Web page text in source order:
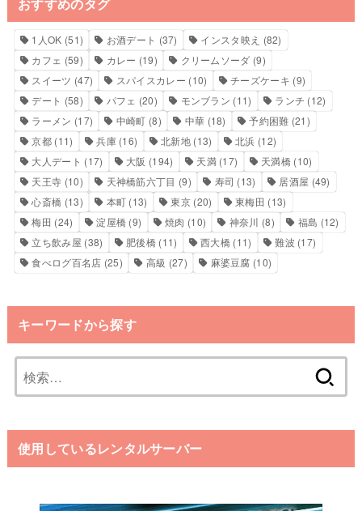
おすすめのタグ
1人OK (51) お酒デート (37) インスタ映え (82)
カフェ (59) カレー (19) クリームソーダ (9)
スイーツ (47) スパイスカレー (10) チーズケーキ (9)
デート (58) パフェ (20) モンブラン (11) ランチ (12)
ラーメン (17) 中崎町 (8) 中華 (18) 予約困難 (21)
京都 (11) 兵庫(16) 北新地(13) 北浜 (12)
大人デート (17) 大阪 (194) 天満(17) 天満橋(10)
天王寺 (10) 天神橋筋六丁目 (9) 寿司 (13) 居酒屋 (49)
心斎橋 (13) 本町 (13) 東京(20) 東梅田 (13)
梅田 (24) 淀屋橋 (9) 焼肉 (10) 神奈川 (8) 福島 (12)
立ち飲み屋 (38) 肥後橋 (11) 西大橋 (11) 難波 (17)
食べログ百名店 (25) 高級 (27) 麻婆豆腐 (10)
キーワードから探す
索:
使用しているレンタルサーバー